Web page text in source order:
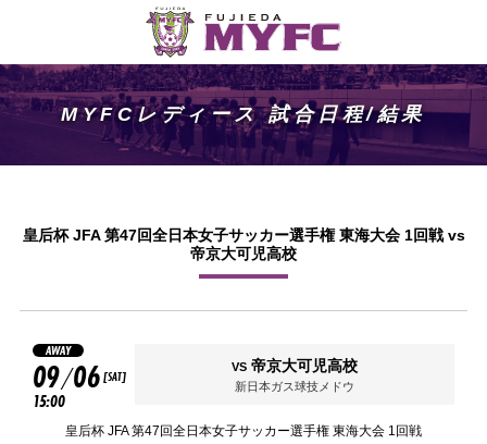
MYFCレディース 試合日程/結果
皇后杯 JFA 第47回全日本女子サッカー選手権 東海大会 1回戦 vs
帝京大可児高校
09/06 [SAT]
15:00
AWAY
VS 帝京大可児高校
新日本ガス球技メドウ
皇后杯 JFA 第47回全日本女子サッカー選手権 東海大会 1回戦